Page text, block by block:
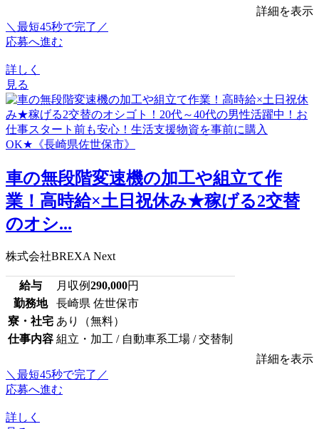
詳細を表示
＼最短45秒で完了／
応募へ進む
詳しく
見る
車の無段階変速機の加工や組立て作
業！高時給×土日祝休み★稼げる2交替
のオシ...
株式会社BREXA Next
給与 月収例290,000円
勤務地
長崎県 佐世保市
寮・社宅 あり（無料）
仕事内容 組立・加工 / 自動車系工場 / 交替制
詳細を表示
＼最短45秒で完了／
応募へ進む
詳しく